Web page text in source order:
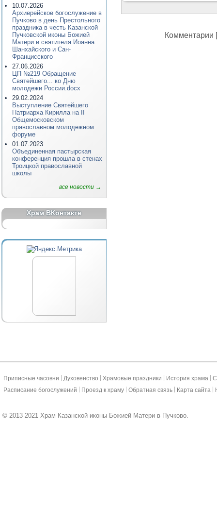
10.07.2026
Архиерейское богослужение в
Пучково в день Престольного
праздника в честь Казанской
Пучковской иконы Божией
Матери и святителя Иоанна
Шанхайского и Сан-
Францисского
27.06.2026
ЦП №219 Обращение
Святейшего... ко Дню
молодежи России.docx
29.02.2024
Выступление Святейшего
Патриарха Кирилла на II
Общемосковском
православном молодежном
форуме
01.07.2023
Объединенная пастырская
конференция прошла в стенах
Троицкой православной
школы
все новости →
Храм ВКонтакте
Комментарии
Приписные часовни Духовенство Храмовые праздники История храма
Расписание богослужений
Проезд к храму Обратная связь Карта сайта
© 2013-2021 Храм Казанской иконы Божией Матери в Пучково.